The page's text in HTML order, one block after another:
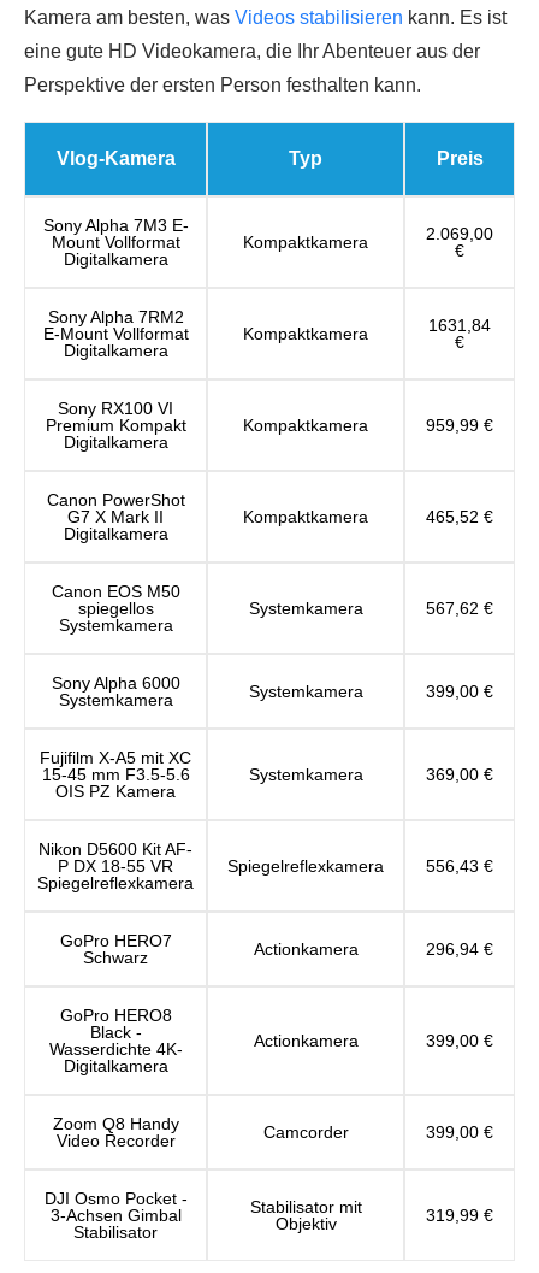
Kamera am besten, was Videos stabilisieren kann. Es ist
eine gute HD Videokamera, die Ihr Abenteuer aus der
Perspektive der ersten Person festhalten kann.
Vlog-Kamera Typ Preis
Sony Alpha 7M3 E-
Mount Vollformat
Digitalkamera
Kompaktkamera
2.069,00
€
Sony Alpha 7RM2
E-Mount Vollformat
Digitalkamera
Kompaktkamera
1631,84
€
Sony RX100 VI
Premium Kompakt
Digitalkamera
Kompaktkamera 959,99 €
Canon PowerShot
G7 X Mark II
Digitalkamera
Kompaktkamera 465,52 €
Canon EOS M50
spiegellos
Systemkamera
Systemkamera 567,62 €
Sony Alpha 6000
Systemkamera
Systemkamera 399,00 €
Fujifilm X-A5 mit XC
15-45 mm F3.5-5.6
OIS PZ Kamera
Systemkamera 369,00 €
Nikon D5600 Kit AF-
P DX 18-55 VR
Spiegelreflexkamera
Spiegelreflexkamera 556,43 €
GoPro HERO7
Schwarz
Actionkamera 296,94 €
GoPro HERO8
Black -
Wasserdichte 4K-
Digitalkamera
Actionkamera 399,00 €
Zoom Q8 Handy
Video Recorder
Camcorder 399,00 €
DJI Osmo Pocket -
3-Achsen Gimbal
Stabilisator
Stabilisator mit
Objektiv
319,99 €